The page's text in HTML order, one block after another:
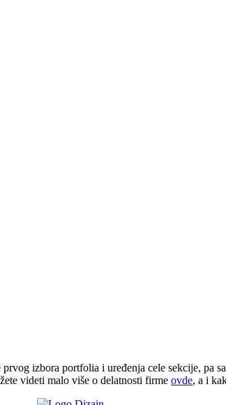
izbora portfolia i uređenja cele sekcije, pa
videti malo više o delatnosti firme ovde, a i